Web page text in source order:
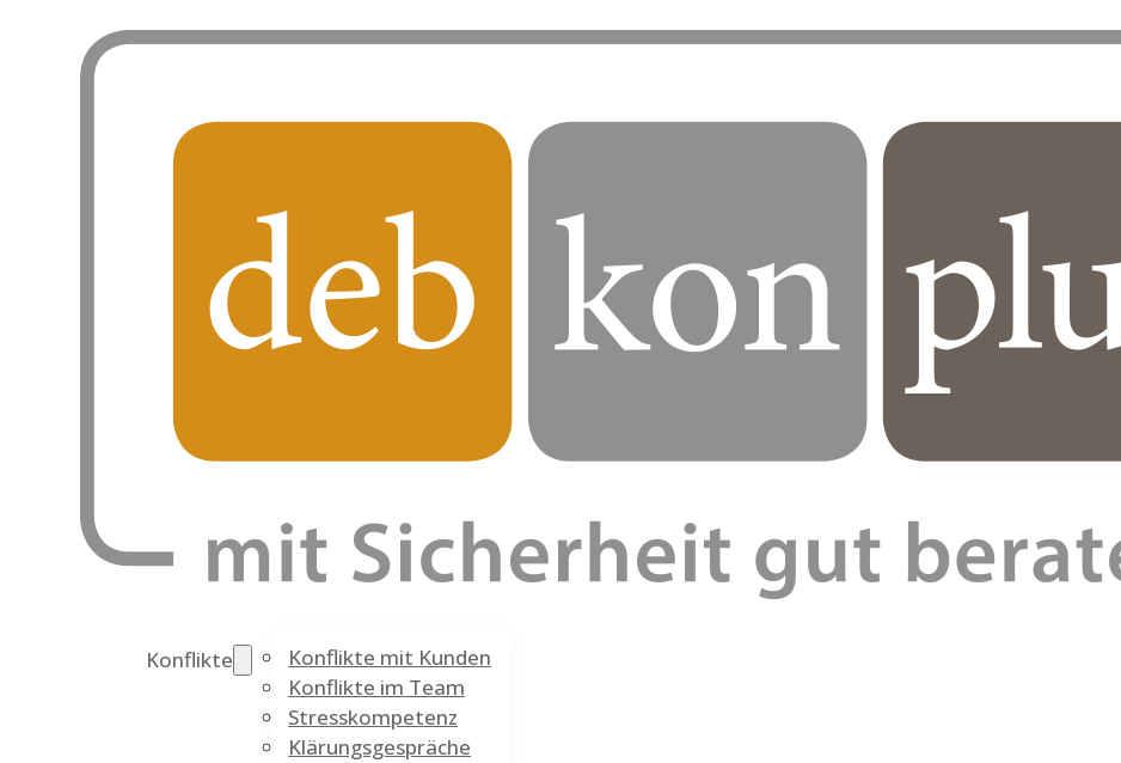
Konflikte
Konflikte mit Kunden
Konflikte im Team
Stresskompetenz
Klärungsgespräche